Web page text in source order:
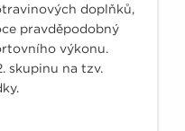
doplňků,
pravděpodobný
výkonu.
skupinu na tzv.